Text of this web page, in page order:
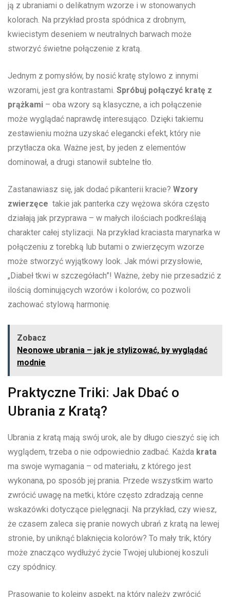
ją z ubraniami o delikatnym wzorze i w stonowanych
kolorach. Na ⁣przykład prosta spódnica z drobnym,
kwiecistym deseniem w neutralnych barwach ⁣może
stworzyć świetne połączenie z kratą.
Jednym z pomysłów, by nosić kratę stylowo z innymi
wzorami, jest gra kontrastami.⁢ Spróbuj‌ połączyć kratę z
prążkami ‍– oba wzory są klasyczne, a ich połączenie
może wyglądać naprawdę interesująco. Dzięki takiemu
zestawieniu⁤ można uzyskać elegancki efekt, który nie
przytłacza oka. ⁤Ważne jest, by jeden​ z elementów
dominował, a drugi stanowił subtelne tło.
Zastanawiasz się, jak dodać pikanterii kracie? Wzory
zwierzęce ‌ takie jak​ panterka czy wężowa skóra często
działają jak przyprawa ⁢– w małych ilościach podkreślają
charakter⁢ całej stylizacji. Na przykład kraciasta marynarka w
połączeniu ​z torebką lub butami o zwierzęcym wzorze
może stworzyć wyjątkowy look. Jak mówi przysłowie,‍
„Diabeł tkwi w szczegółach”! Ważne, żeby nie przesadzić z
ilością dominujących wzorów i kolorów, co​ pozwoli
zachować ‌stylową harmonię.
Zobacz
Neonowe ubrania – jak je stylizować, by wyglądać
modnie
Praktyczne Triki: ‍Jak⁢ Dbać o‍
Ubrania z Kratą?
Ubrania z kratą mają swój ​urok, ale by długo cieszyć się ⁣ich
wyglądem, trzeba o nie odpowiednio zadbać. Każda krata
ma swoje wymagania –‍ od materiału, z ‌którego jest
wykonana, po sposób jej prania. Przede wszystkim warto
zwrócić uwagę na metki, które​ często zdradzają cenne
wskazówki dotyczące pielęgnacji. Na przykład, czy wiesz,
że czasem zaleca ​się pranie nowych ubrań z kratą na lewej
stronie,‍ by uniknąć blaknięcia kolorów? To mały trik, który
może‌ znacząco wydłużyć życie Twojej ulubionej koszuli⁣
czy ​spódnicy.
Prasowanie to kolejny aspekt, na który należy zwrócić